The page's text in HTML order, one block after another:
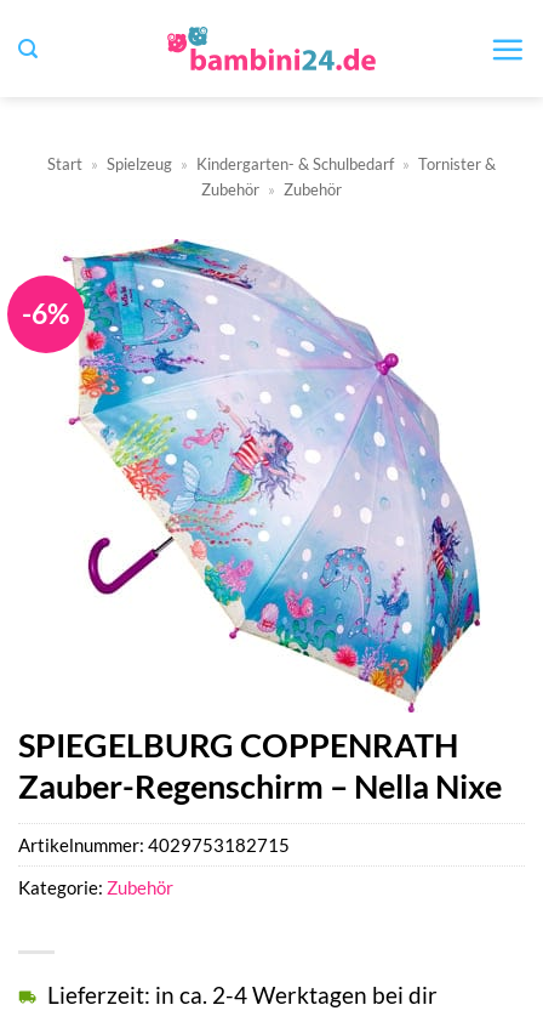
Inhalt
Start » Spielzeug » Kindergarten- & Schulbedarf » Tornister &
Zubehör » Zubehör
-6%
SPIEGELBURG COPPENRATH
Zauber-Regenschirm – Nella Nixe
Lieferzeit: in ca. 2-4 Werktagen bei dir
Artikelnummer: 4029753182715
Kategorie: Zubehör